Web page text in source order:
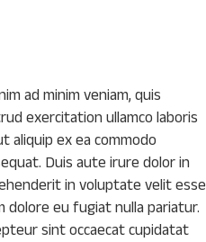
ad minim veniam, quis
exercitation ullamco laboris
aliquip ex ea commodo
Duis aute irure dolor in
in voluptate velit esse
dolore eu fugiat nulla pariatur.
sint occaecat cupidatat